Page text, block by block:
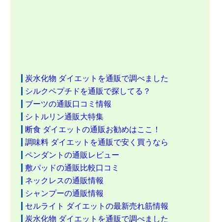
炭水化物 ダイエットを通販で調べました
シルクペプチドを通販で探してる？
ブーツの通販口コミ情報
シトルリン通販大特集
断食 ダイエットの通販お勧めはここ！
調味料 ダイエットを通販で安く買うなら
ペンダントの通販レビュー
敷パッドの通販比較口コミ
ネックレスの通販情報
シャンプーの通販情報
セルライト ダイエットの最新売れ筋情報
炭水化物 ダイエットを通販で調べました